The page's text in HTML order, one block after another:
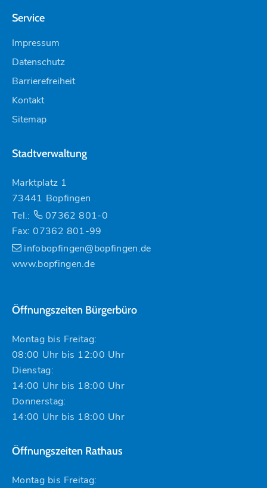
Service
Impressum
Datenschutz
Barrierefreiheit
Kontakt
Sitemap
Stadtverwaltung
Marktplatz 1
73441 Bopfingen
Tel.:
07362 801-0
Fax: 07362 801-99
infobopfingen@bopfingen.de
www.bopfingen.de
Öffnungszeiten Bürgerbüro
Montag bis Freitag:
08:00 Uhr bis 12:00 Uhr
Dienstag:
14:00 Uhr bis 18:00 Uhr
Donnerstag:
14:00 Uhr bis 18:00 Uhr
Öffnungszeiten Rathaus
Montag bis Freitag: